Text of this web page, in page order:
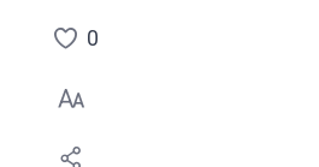
點
選
喜
0